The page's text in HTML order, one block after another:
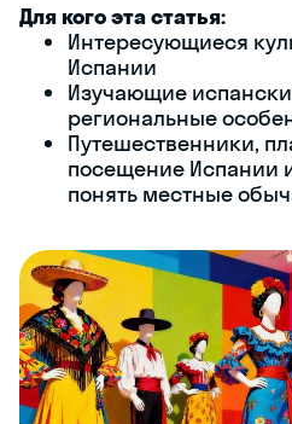
Для кого эта статья:
Интересующиеся
Испании
Изучающие
региональные
Путешественники,
посещение Испании
понять местные